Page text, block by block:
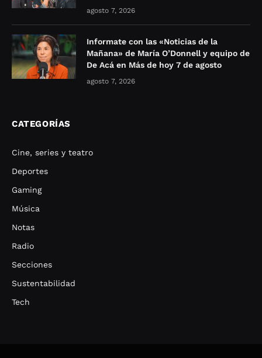
agosto 7, 2026
Informate con las «Noticias de la
Mañana» de María O’Donnell y equipo de
De Acá en Más de hoy 7 de agosto
agosto 7, 2026
CATEGORÍAS
Cine, series y teatro
Deportes
Gaming
Música
Notas
Radio
Secciones
Sustentabilidad
Tech